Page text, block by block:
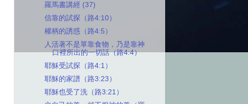
羅馬書講經 (37)
信靠的試探（路4:10）
權柄的誘惑（路4:5）
人活著不是單靠食物，乃是靠神
口裡所出的一切話（路4:4）
耶穌受試探（路4:1）
耶穌的家譜（路3:23）
耶穌也受了洗（路3:21）